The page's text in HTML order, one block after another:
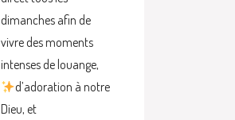
dimanches afin de
vivre des moments
intenses de louange,
d’adoration à notre
Dieu, et